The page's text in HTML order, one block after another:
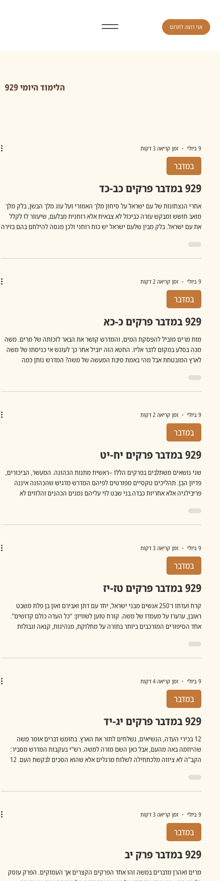
אני רוצה לתרום
הלימוד היומי 929
9 ביולי זמן קריאה 3 דקות
במדבר
929 במדבר פרקים כב-כד
אחרי הנצחונות של עם ישראל על סיחון מלך האמורי ועל עוג מלך הבשן, בלק מלך
מואב חושש ומבקש עזרה כביכול לא צבאית אלא רוחנית מבלעם, שיעזור לו לקלל
את עם ישראל. בלק מבין שלעם ישראל יש כוח רוחני ולכן מנסה להילחם בהם בזירה
מורכבת: נביא בעל כישרון רוחני אך מוסר מעוות. האתון הרואה את המלאך לפני
9 ביולי זמן קריאה 2 דקות
במדבר
929 במדבר פרקים כ-כא
מות מרים מוביל להפסקת המים, והמדרש קושר את הבאר לזכותה של מרים. משה
מכה בסלע במקום לדבר אליו. החטא הזה יוביל אחר כך לעונש אי כניסתו של משה
לארץ המובטחת אבל מהי באמת סיבת המעשה של משה? המדרש נותן כמה
מכה של מנהיג שכבר מתקשה להנהיג את עמו. גם משום כך יש צורך לסיים את
פירו9 ביולי זמן קריאה 2 דקות
במדבר
929 במדבר פרקים יח-יט
שני נושאים משתלבים בפרקים הללו –ראשית מתנות הכהונה. המעשר, הביכורים,
פדיון הבן. תהליכים טקסיים מפורטים לפיהם המדרש מדגיש שהכהונה איננה
פריבילגיה אלא אחריות כבדה.בני שבט לוי עליהם נמנים הכהנים והלווים לא
המתנות נועדו לאפשר לעוסקים בקודש לחיות, אך גם להזכיר שהם תלויים בעם ולא
נפרדים ממנו. ואז מגיע פרק יט, כביכול פרה אדומה היא סמל הפרדוכס המנוגד
ה
9 ביולי זמן קריאה 3 דקות
במדבר
929 במדבר פרקים טז-יז
קרח ועדתו ו־250 אנשים מבני ישראל, יחד עם דתן ואבירם ואון בן פלת משבט
ראובן, ערערו על מעמדו של משה. קורח טוען לשוויון: “כל העדה כולם קדושים".
אחד הסיפורים המורכבים ביותר בתורה על מחלוקת, מנהיגות, קנאה וגבולות
כלומר, הוא פרש מן הציבור ויצר מחנה נפרד. המחלוקת מתחילה ברגע שבו אדם
9 ביולי זמן קריאה 4 דקות
במדבר
929 במדבר פרקים יג-יד
12 בכירי העדה, הנשיאים, נשלחים לתור את הארץ. בחומש דברים אומר משה
שהיוזמה באה מהעם, אבל כאן השם מורה למשה. רש"י בעקבות המדרש מסביר:
הקב"ה לא ציווה מלכתחילה לשלוח מרגלים אלא שהוא הסכים לבקשת העם. 12
חזקים. אבל הפרשנות שונה. כשהם שבים, עשרה אומרים "ונהי בעינינו כחגבים וכן
היינו בעיניהם". ומדברים על הערים הבצורות והקושי להכריע ובעיניהם הארץ היא
9 ביולי זמן קריאה 3 דקות
במדבר
929 במדבר פרק יב
מרים ואהרן מדברים במשה זהו אחד הפרקים הקצרים אך העמוקים. הפרק עוסק